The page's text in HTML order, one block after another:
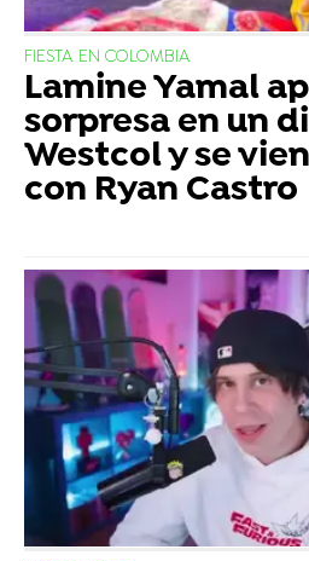
FIESTA EN COLOMBIA
Lamine Yamal
sorpresa en un
Westcol y se
con Ryan Castro